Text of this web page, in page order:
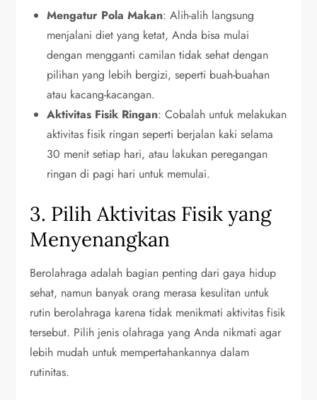
Mengatur Pola Makan: Alih-alih langsung
menjalani diet yang ketat, Anda bisa mulai
dengan mengganti camilan tidak sehat dengan
pilihan yang lebih bergizi, seperti buah-buahan
atau kacang-kacangan.
Aktivitas Fisik Ringan: Cobalah untuk melakukan
aktivitas fisik ringan seperti berjalan kaki selama
30 menit setiap hari, atau lakukan peregangan
ringan di pagi hari untuk memulai.
3. Pilih Aktivitas Fisik yang
Menyenangkan
Berolahraga adalah bagian penting dari gaya hidup
sehat, namun banyak orang merasa kesulitan untuk
rutin berolahraga karena tidak menikmati aktivitas fisik
tersebut. Pilih jenis olahraga yang Anda nikmati agar
lebih mudah untuk mempertahankannya dalam
rutinitas.